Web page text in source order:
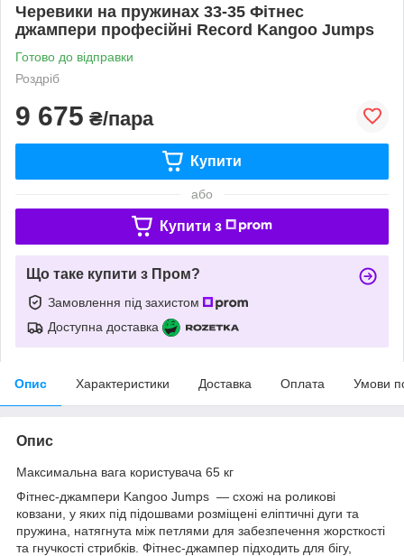
Черевики на пружинах 33-35 Фітнес
джампери професійні Record Kangoo Jumps
Готово до відправки
Роздріб
9 675 ₴/пара
Купити
або
Купити з
Що таке купити з Пром?
Замовлення під захистом
Доступна доставка
Опис Характеристики Доставка Оплата Умови
Опис
Максимальна вага користувача 65 кг
Фітнес-джампери Kangoo Jumps — схожі на роликові
ковзани, у яких під підошвами розміщені еліптичні дуги та
пружина, натягнута між петлями для забезпечення жорсткості
та гнучкості стрибків. Фітнес-джампер підходить для бігу,